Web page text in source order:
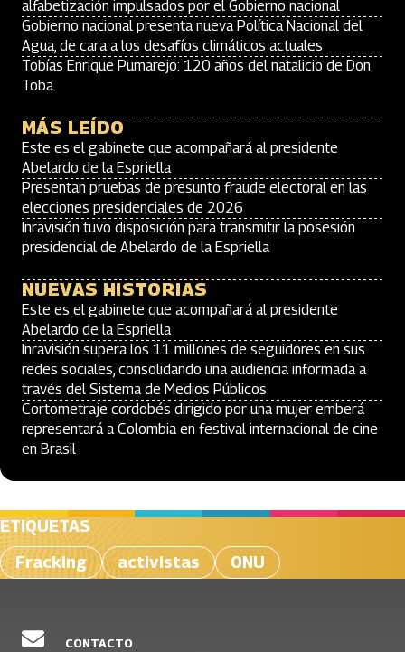
alfabetización impulsados por el Gobierno nacional
Gobierno nacional presenta nueva Política Nacional del
Agua, de cara a los desafíos climáticos actuales
Tobías Enrique Pumarejo: 120 años del natalicio de Don
Toba
MÁS LEÍDO
Este es el gabinete que acompañará al presidente
Abelardo de la Espriella
Presentan pruebas de presunto fraude electoral en las
elecciones presidenciales de 2026
Inravisión tuvo disposición para transmitir la posesión
presidencial de Abelardo de la Espriella
NUEVAS HISTORIAS
Este es el gabinete que acompañará al presidente
Abelardo de la Espriella
Inravisión supera los 11 millones de seguidores en sus
redes sociales, consolidando una audiencia informada a
través del Sistema de Medios Públicos
Cortometraje cordobés dirigido por una mujer emberá
representará a Colombia en festival internacional de cine
en Brasil
ETIQUETAS
Fracking
activistas ONU
CONTACTO